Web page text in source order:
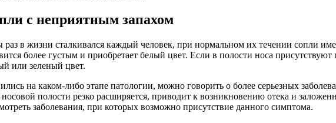
с неприятным запахом
раз в жизни сталкивался каждый человек, при нормальном их течении сопли
более густым и приобретает белый цвет. Если в полости носа
или зеленый цвет.
на каком-либо этапе патологии, можно говорить о более серьезных
полости резко расширяется, приводит к возникновению отека и
заболевания, при которых возможно присутствие данного симптома.